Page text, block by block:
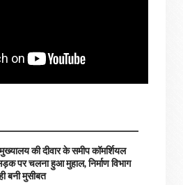
की दीवार के समीप कॉमर्शियल
पर चलना हुआ मुहाल, निर्माण विभाग
बनी मुसीबत